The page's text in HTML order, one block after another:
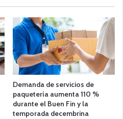
Demanda de servicios de
paquetería aumenta 110 %
durante el Buen Fin y la
temporada decembrina